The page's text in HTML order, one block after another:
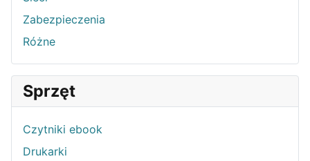
Zabezpieczenia
Różne
Sprzęt
Czytniki ebook
Drukarki